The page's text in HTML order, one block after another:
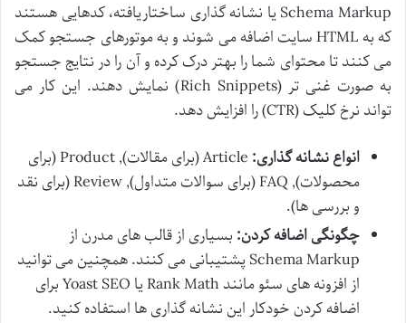
Schema Markup یا نشانه گذاری ساختاریافته، کدهایی هستند
که به HTML سایت اضافه می شوند و به موتورهای جستجو کمک
می کنند تا محتوای شما را بهتر درک کرده و آن را در نتایج جستجو
به صورت غنی تر (Rich Snippets) نمایش دهند. این کار می
تواند نرخ کلیک (CTR) را افزایش دهد.
انواع نشانه گذاری:
Article (برای مقالات), Product (برای
محصولات), FAQ (برای سوالات متداول), Review (برای نقد
و بررسی ها).
چگونگی اضافه کردن: بسیاری از قالب های مدرن از
Schema Markup پشتیبانی می کنند. همچنین می توانید
از افزونه های سئو مانند Rank Math یا Yoast SEO برای
اضافه کردن خودکار این نشانه گذاری ها استفاده کنید.